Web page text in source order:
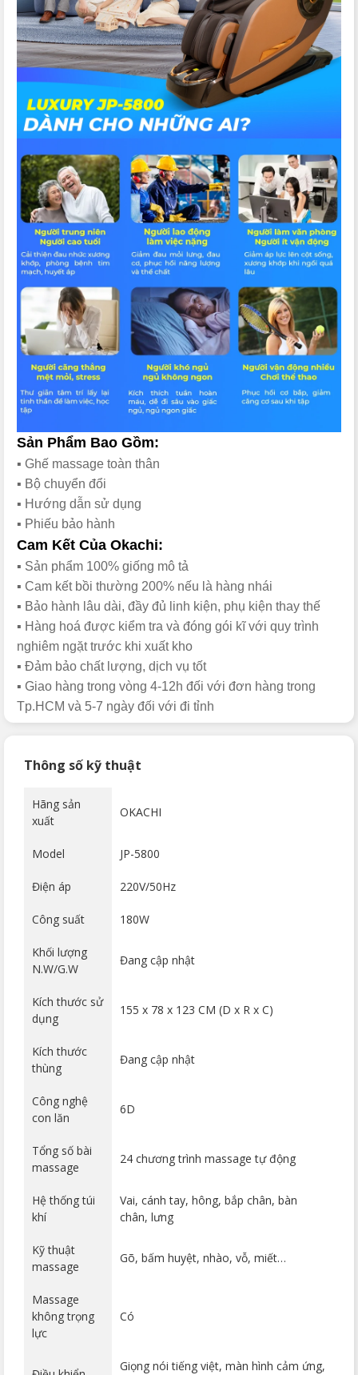
Sản Phẩm Bao Gồm:
▪️ Ghế massage toàn thân
▪️ Bộ chuyển đổi
▪️ Hướng dẫn sử dụng
▪️ Phiếu bảo hành
Cam Kết Của Okachi:
▪️ Sản phẩm 100% giống mô tả
▪️ Cam kết bồi thường 200% nếu là hàng nhái
▪️ Bảo hành lâu dài, đầy đủ linh kiện, phụ kiện thay thế
▪️ Hàng hoá được kiểm tra và đóng gói kĩ với quy trình
nghiêm ngặt trước khi xuất kho
▪️ Đảm bảo chất lượng, dịch vụ tốt
▪️ Giao hàng trong vòng 4-12h đối với đơn hàng trong
Tp.HCM và 5-7 ngày đối với đi tỉnh
Thông số kỹ thuật
Hãng sản
xuất
OKACHI
Model JP-5800
Điện áp 220V/50Hz
Công suất 180W
Khối lượng
N.W/G.W
Đang cập nhật
Kích thước sử
dụng
155 x 78 x 123 CM (D x R x C)
Kích thước
thùng
Đang cập nhật
Công nghệ
con lăn
6D
Tổng số bài
massage
24 chương trình massage tự động
Hệ thống túi
khí
Vai, cánh tay, hông, bắp chân, bàn
chân, lưng
Kỹ thuật
massage
Gõ, bấm huyệt, nhào, vỗ, miết…
Massage
không trọng
lực
Có
Giọng nói tiếng việt, màn hình cảm ứng,